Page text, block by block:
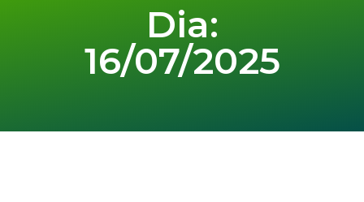
Dia:
16/07/2025